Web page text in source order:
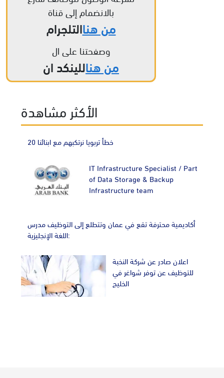
بالانضمام إلى قناة
التلجراممن هنا
وصفحتنا على ال
للينكد انمن هنا
الأكثر مشاهدة
20 خطأ تربويا نرتكبهم مع ابنائنا
IT Infrastructure Specialist / Part
of Data Storage & Backup
Infrastructure team
أكاديمية محترفة تقع في عمان وتتطلع إلى التوظيف مدرس
اللغة الإنجليزية:
اعلان صادر عن شركة النخبة
للتوظيف عن توفر شواغر في
الخليج